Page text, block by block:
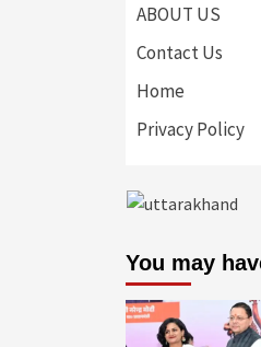
ABOUT US
Contact Us
Home
Privacy Policy
You may